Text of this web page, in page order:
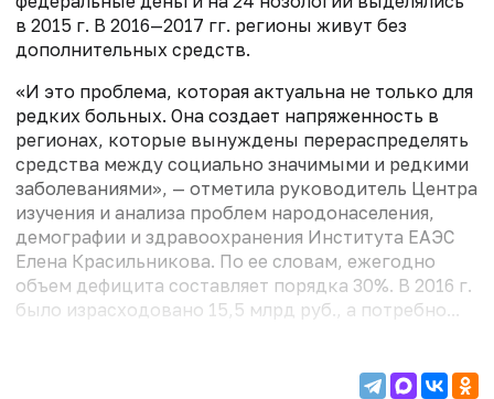
в 2015 г. В 2016—2017 гг. регионы живут без
дополнительных средств.
«И это проблема, которая актуальна не только для
редких больных. Она создает напряженность в
регионах, которые вынуждены перераспределять
средства между социально значимыми и редкими
заболеваниями», — отметила руководитель Центра
изучения и анализа проблем народонаселения,
демографии и здравоохранения Института ЕАЭС
Елена Красильникова. По ее словам, ежегодно
объем дефицита составляет порядка 30%. В 2016 г.
было израсходовано 15,5 млрд руб., а потребно...